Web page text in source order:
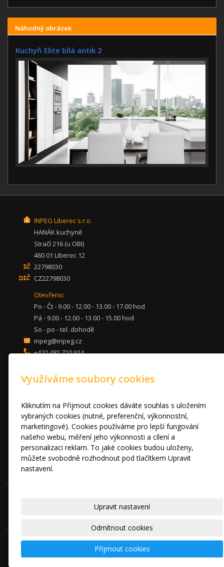
Náhodný obrázek
Kuchyň Elite bílá antik 2
INPEG Liberec s.r.o.
HANÁK kuchyně
Stračí 216 (u OBI)
460 01 Liberec 12
22798030
CZ22798030
Otevřeno:
Po - Čt - 9.00 - 12.00 - 13.00 - 17.00 hod
Pá - 9.00 - 12.00 - 13.00 - 15.00 hod
So - po - tel. dohodě
inpeg@inpeg.cz
+420 482 710 914
KUCHYNĚ
DVEŘE A STOLY
OBÝVACÍ POKOJE
AKCE
FOTOGALERIE
VÝPRODEJ VZORKŮ
RADY A TIPY
KONTAKT
|Mapa webu
Využíváme soubory cookies
Kliknutím na Přijmout cookies dáváte souhlas s uložením
vybraných cookies (nutné, preferenční, výkonnostní,
marketingové). Cookies používáme pro lepší fungování
našeho webu, měření jeho výkonnosti a cílení a
personalizaci reklam. To jaké cookies budou uloženy,
můžete svobodně rozhodnout pod tlačítkem Upravit
nastavení.
Upravit nastavení
Odmítnout cookies
Přijmout cookies